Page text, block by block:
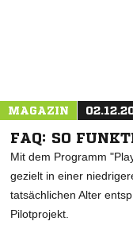
MAGAZIN
FAQ: SO
Mit dem Programm
gezielt in einer
tatsächlichen Alter
Pilotprojekt.